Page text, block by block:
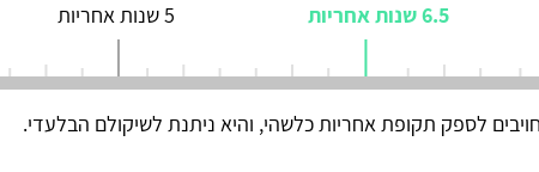
6.5 שנות אחריות 5 שנות אחריות
לספק תקופת אחריות כלשהי, והיא ניתנת לשיקולם הבלעדי.